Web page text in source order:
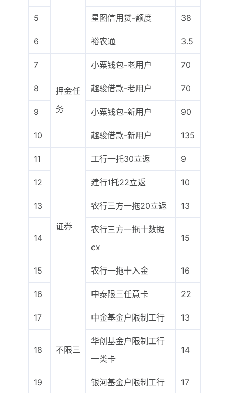
5 星图信用贷-额度 38
6 裕农通 3.5
7
押金任
务
小粟钱包-老用户 70
8 趣骏借款-老用户 70
9 小粟钱包-新用户 90
10 趣骏借款-新用户 135
11
证券
工行一托30立返 9
12 建行1托22立返 10
13 农行三方一拖20立返 13
14
农行三方一拖十数据
cx
15
15 农行一拖十入金 16
16 中泰限三任意卡 22
17
不限三
中金基金户限制工行 13
18
华创基金户限制工行
一类卡
14
19 银河基金户限制工行 17